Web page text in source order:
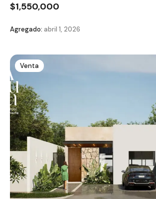
$1,550,000
Agregado: abril 1, 2026
Venta